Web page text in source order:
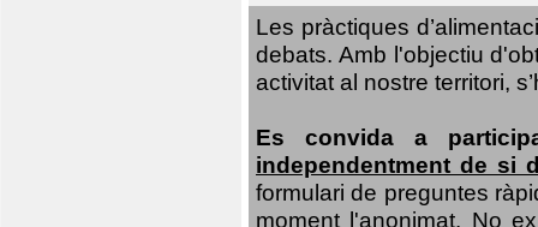
Les pràctiques
debats. Amb l'objectiu
activitat al nostre territori,
Es convida a
independentment de si
formulari de preguntes
moment l'anonimat. No